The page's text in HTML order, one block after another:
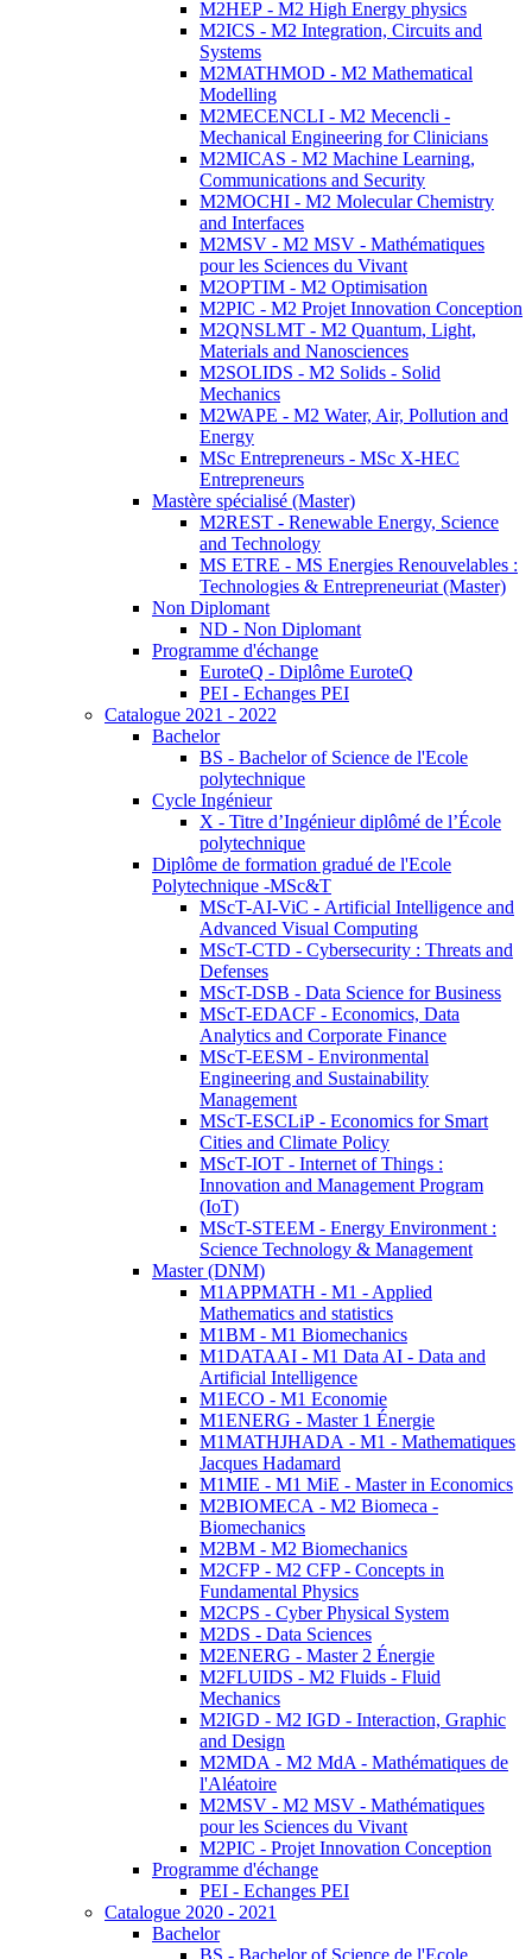
M2HEP - M2 High Energy physics
M2ICS - M2 Integration, Circuits and
Systems
M2MATHMOD - M2 Mathematical
Modelling
M2MECENCLI - M2 Mecencli -
Mechanical Engineering for Clinicians
M2MICAS - M2 Machine Learning,
Communications and Security
M2MOCHI - M2 Molecular Chemistry
and Interfaces
M2MSV - M2 MSV - Mathématiques
pour les Sciences du Vivant
M2OPTIM - M2 Optimisation
M2PIC - M2 Projet Innovation Conception
M2QNSLMT - M2 Quantum, Light,
Materials and Nanosciences
M2SOLIDS - M2 Solids - Solid
Mechanics
M2WAPE - M2 Water, Air, Pollution and
Energy
MSc Entrepreneurs - MSc X-HEC
Entrepreneurs
Mastère spécialisé (Master)
M2REST - Renewable Energy, Science
and Technology
MS ETRE - MS Energies Renouvelables :
Technologies & Entrepreneuriat (Master)
Non Diplomant
ND - Non Diplomant
Programme d'échange
EuroteQ - Diplôme EuroteQ
PEI - Echanges PEI
Catalogue 2021 - 2022
Bachelor
BS - Bachelor of Science de l'Ecole
polytechnique
Cycle Ingénieur
X - Titre d’Ingénieur diplômé de l’École
polytechnique
Diplôme de formation gradué de l'Ecole
Polytechnique -MSc&T
MScT-AI-ViC - Artificial Intelligence and
Advanced Visual Computing
MScT-CTD - Cybersecurity : Threats and
Defenses
MScT-DSB - Data Science for Business
MScT-EDACF - Economics, Data
Analytics and Corporate Finance
MScT-EESM - Environmental
Engineering and Sustainability
Management
MScT-ESCLiP - Economics for Smart
Cities and Climate Policy
MScT-IOT - Internet of Things :
Innovation and Management Program
(IoT)
MScT-STEEM - Energy Environment :
Science Technology & Management
Master (DNM)
M1APPMATH - M1 - Applied
Mathematics and statistics
M1BM - M1 Biomechanics
M1DATAAI - M1 Data AI - Data and
Artificial Intelligence
M1ECO - M1 Economie
M1ENERG - Master 1 Énergie
M1MATHJHADA - M1 - Mathematiques
Jacques Hadamard
M1MIE - M1 MiE - Master in Economics
M2BIOMECA - M2 Biomeca -
Biomechanics
M2BM - M2 Biomechanics
M2CFP - M2 CFP - Concepts in
Fundamental Physics
M2CPS - Cyber Physical System
M2DS - Data Sciences
M2ENERG - Master 2 Énergie
M2FLUIDS - M2 Fluids - Fluid
Mechanics
M2IGD - M2 IGD - Interaction, Graphic
and Design
M2MDA - M2 MdA - Mathématiques de
l'Aléatoire
M2MSV - M2 MSV - Mathématiques
pour les Sciences du Vivant
M2PIC - Projet Innovation Conception
Programme d'échange
PEI - Echanges PEI
Catalogue 2020 - 2021
Bachelor
BS - Bachelor of Science de l'Ecole